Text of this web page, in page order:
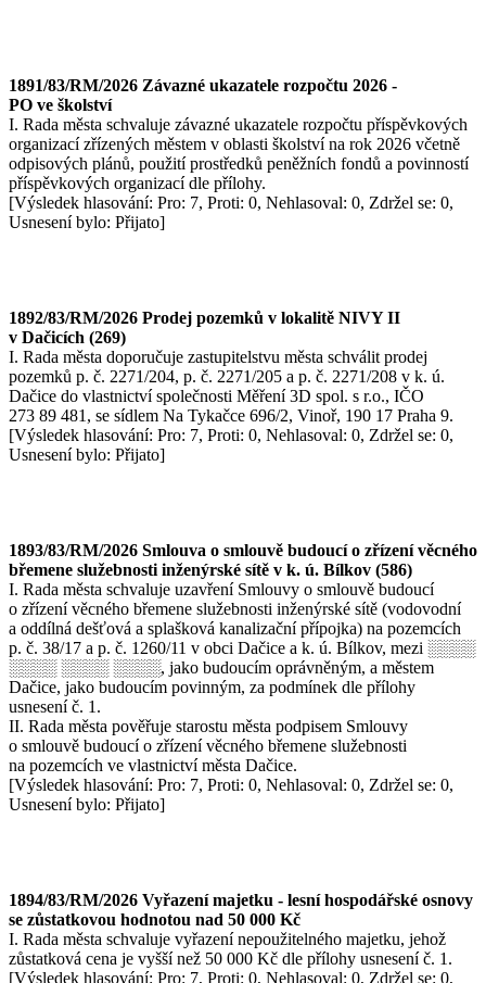
1891/83/RM/2026 Závazné ukazatele rozpočtu 2026 -
PO ve školství
I. Rada města schvaluje závazné ukazatele rozpočtu příspěvkových
organizací zřízených městem v oblasti školství na rok 2026 včetně
odpisových plánů, použití prostředků peněžních fondů a povinností
příspěvkových organizací dle přílohy.
[Výsledek hlasování: Pro: 7, Proti: 0, Nehlasoval: 0, Zdržel se: 0,
Usnesení bylo: Přijato]
1892/83/RM/2026 Prodej pozemků v lokalitě NIVY II
v Dačicích (269)
I. Rada města doporučuje zastupitelstvu města schválit prodej
pozemků p. č. 2271/204, p. č. 2271/205 a p. č. 2271/208 v k. ú.
Dačice do vlastnictví společnosti Měření 3D spol. s r.o., IČO
273 89 481, se sídlem Na Tykačce 696/2, Vinoř, 190 17 Praha 9.
[Výsledek hlasování: Pro: 7, Proti: 0, Nehlasoval: 0, Zdržel se: 0,
Usnesení bylo: Přijato]
1893/83/RM/2026 Smlouva o smlouvě budoucí o zřízení věcného
břemene služebnosti inženýrské sítě v k. ú. Bílkov (586)
I. Rada města schvaluje uzavření Smlouvy o smlouvě budoucí
o zřízení věcného břemene služebnosti inženýrské sítě (vodovodní
a oddílná dešťová a splašková kanalizační přípojka) na pozemcích
p. č. 38/17 a p. č. 1260/11 v obci Dačice a k. ú. Bílkov, mezi ░░░░
░░░░ ░░░░ ░░░░, jako budoucím oprávněným, a městem
Dačice, jako budoucím povinným, za podmínek dle přílohy
usnesení č. 1.
II. Rada města pověřuje starostu města podpisem Smlouvy
o smlouvě budoucí o zřízení věcného břemene služebnosti
na pozemcích ve vlastnictví města Dačice.
[Výsledek hlasování: Pro: 7, Proti: 0, Nehlasoval: 0, Zdržel se: 0,
Usnesení bylo: Přijato]
1894/83/RM/2026 Vyřazení majetku - lesní hospodářské osnovy
se zůstatkovou hodnotou nad 50 000 Kč
I. Rada města schvaluje vyřazení nepoužitelného majetku, jehož
zůstatková cena je vyšší než 50 000 Kč dle přílohy usnesení č. 1.
[Výsledek hlasování: Pro: 7, Proti: 0, Nehlasoval: 0, Zdržel se: 0,